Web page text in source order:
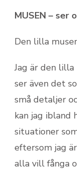
MUSEN – ser
Den lilla
Jag är den lilla
ser även det
små detaljer
kan jag ibland
situationer
eftersom jag
alla vill fånga